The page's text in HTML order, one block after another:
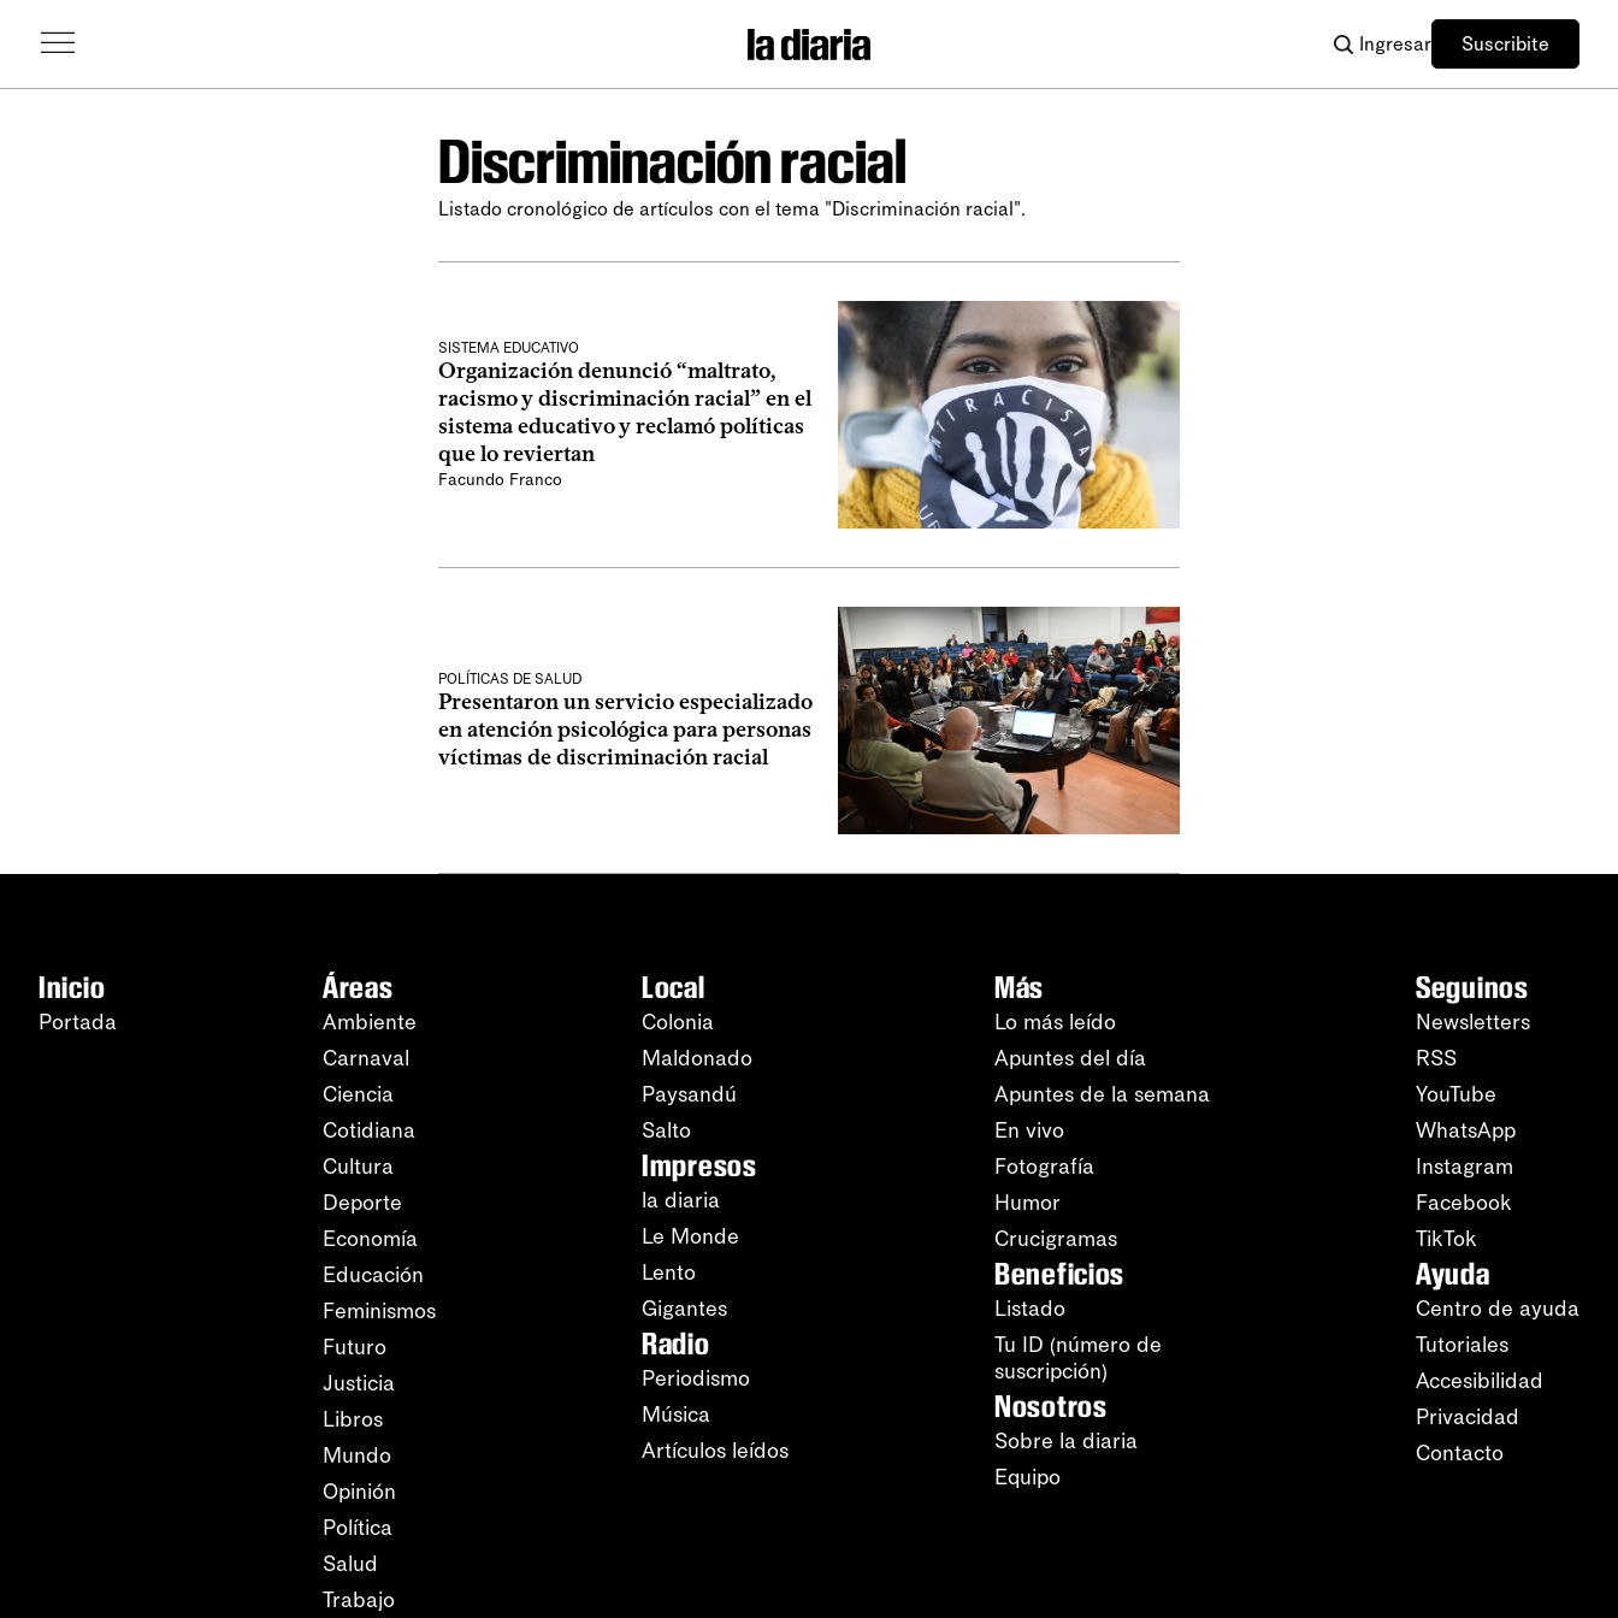
Ingresar Suscribite
Discriminación racial
Listado cronológico de artículos con el tema "Discriminación racial".
SISTEMA EDUCATIVO
Organización denunció “maltrato,
racismo y discriminación racial” en el
sistema educativo y reclamó políticas
que lo reviertan
Facundo Franco
POLÍTICAS DE SALUD
Presentaron un servicio especializado
en atención psicológica para personas
víctimas de discriminación racial
Inicio
Portada
Áreas
Ambiente
Carnaval
Ciencia
Cotidiana
Cultura
Deporte
Economía
Educación
Feminismos
Futuro
Justicia
Libros
Mundo
Opinión
Política
Salud
Trabajo
Local
Colonia
Maldonado
Paysandú
Salto
Impresos
la diaria
Le Monde
Lento
Gigantes
Radio
Periodismo
Música
Artículos leídos
Más
Lo más leído
Apuntes del día
Apuntes de la semana
En vivo
Fotografía
Humor
Crucigramas
Beneficios
Listado
Tu ID (número de
suscripción)
Nosotros
Sobre la diaria
Equipo
Seguinos
Newsletters
RSS
YouTube
WhatsApp
Instagram
Facebook
TikTok
Ayuda
Centro de ayuda
Tutoriales
Accesibilidad
Privacidad
Contacto